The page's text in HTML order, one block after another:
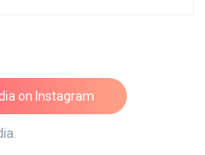
on Instagram
Instagram